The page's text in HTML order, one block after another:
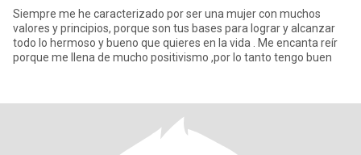
Siempre me he caracterizado por ser una mujer con muchos
valores y principios, porque son tus bases para lograr y alcanzar
todo lo hermoso y bueno que quieres en la vida . Me encanta reír
porque me llena de mucho positivismo ,por lo tanto tengo buen